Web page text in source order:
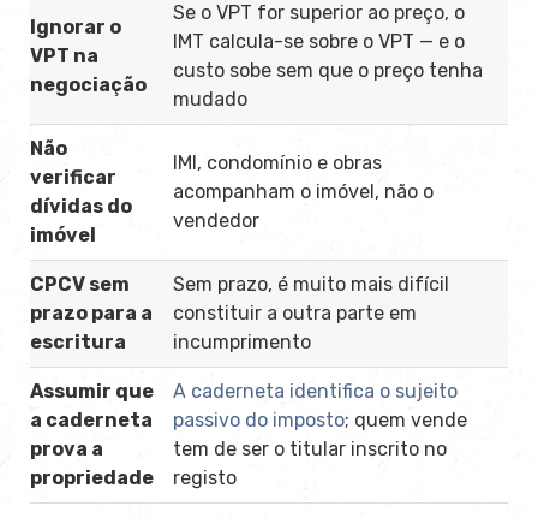
Ignorar o
VPT na
negociação
Se o VPT for superior ao preço, o
IMT calcula-se sobre o VPT — e o
custo sobe sem que o preço tenha
mudado
Não
verificar
dívidas do
imóvel
IMI, condomínio e obras
acompanham o imóvel, não o
vendedor
CPCV sem
prazo para a
escritura
Sem prazo, é muito mais difícil
constituir a outra parte em
incumprimento
Assumir que
a caderneta
prova a
propriedade
A caderneta identifica o sujeito
passivo do imposto; quem vende
tem de ser o titular inscrito no
registo